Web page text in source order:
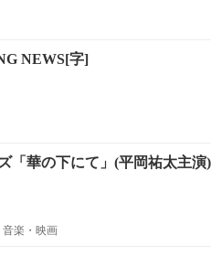
NEWS[字]
「華の下にて」(平岡祐太主演)
音楽・映画